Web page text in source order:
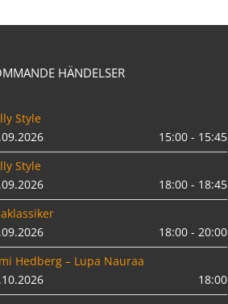
HÄNDELSER
Style
15:00 - 15:45
Style
18:00 - 18:45
18:00 - 20:00
Hedberg – Lupa Nauraa
18:00